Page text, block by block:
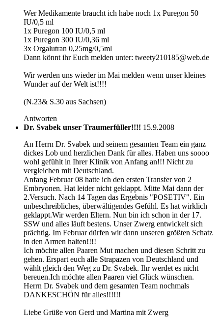
Wer Medikamente braucht ich habe noch 1x Puregon 50
IU/0,5 ml
1x Puregon 100 IU/0,5 ml
1x Puregon 300 IU/0,36 ml
3x Orgalutran 0,25mg/0,5ml
Dann könnt ihr Euch melden unter: tweety210185@web.de
Wir werden uns wieder im Mai melden wenn unser kleines
Wunder auf der Welt ist!!!!
(N.23& S.30 aus Sachsen)
Antworten
Dr. Svabek unser Traumerfüller!!!! 15.9.2008
An Herrn Dr. Svabek und seinem gesamten Team ein ganz
dickes Lob und herzlichen Dank für alles. Haben uns soooo
wohl gefühlt in Ihrer Klinik von Anfang an!!! Nicht zu
vergleichen mit Deutschland.
Anfang Februar 08 hatte ich den ersten Transfer von 2
Embryonen. Hat leider nicht geklappt. Mitte Mai dann der
2.Versuch. Nach 14 Tagen das Ergebnis "POSETIV". Ein
unbeschreibliches, überwältigendes Gefühl. Es hat wirklich
geklappt.Wir werden Eltern. Nun bin ich schon in der 17.
SSW und alles läuft bestens. Unser Zwerg entwickelt sich
prächtig. Im Februar dürfen wir dann unseren größten Schatz
in den Armen halten!!!!
Ich möchte allen Paaren Mut machen und diesen Schritt zu
gehen. Erspart euch alle Strapazen von Deutschland und
wählt gleich den Weg zu Dr. Svabek. Ihr werdet es nicht
bereuen.Ich möchte allen Paaren viel Glück wünschen.
Herrn Dr. Svabek und dem gesamten Team nochmals
DANKESCHÖN für alles!!!!!!
Liebe Grüße von Gerd und Martina mit Zwerg